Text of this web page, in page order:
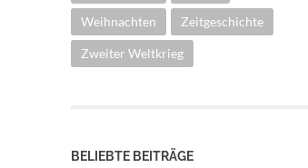
Weihnachten Zeitgeschichte
Zweiter Weltkrieg
BELIEBTE BEITRÄGE